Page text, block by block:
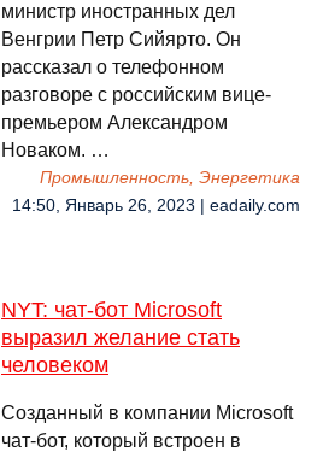
министр иностранных дел
Венгрии Петр Сийярто. Он
рассказал о телефонном
разговоре с российским вице-
премьером Александром
Новаком. …
Промышленность, Энергетика
14:50, Январь 26, 2023 | eadaily.com
NYT: чат-бот Microsoft
выразил желание стать
человеком
Созданный в компании Microsoft
чат-бот, который встроен в